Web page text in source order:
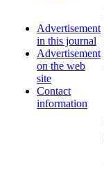
Advertisement
in this journal
Advertisement
on the web
site
Contact
information